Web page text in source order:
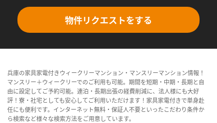
物件リクエストをする
兵庫の家具家電付きウィークリーマンション・マンスリーマンション情報！
マンスリー＋ウィークリーでのご利用も可能。期間を短期・中期・長期と自
由に設定してご予約可能。連泊・長期出張の経費削減に、法人様にも大好
評！寮・社宅としても安心してご利用いただけます！家具家電付きで単身赴
任にも便利です。インターネット無料・保証人不要といったこだわり条件か
ら検索など様々な検索方法をご用意しています。